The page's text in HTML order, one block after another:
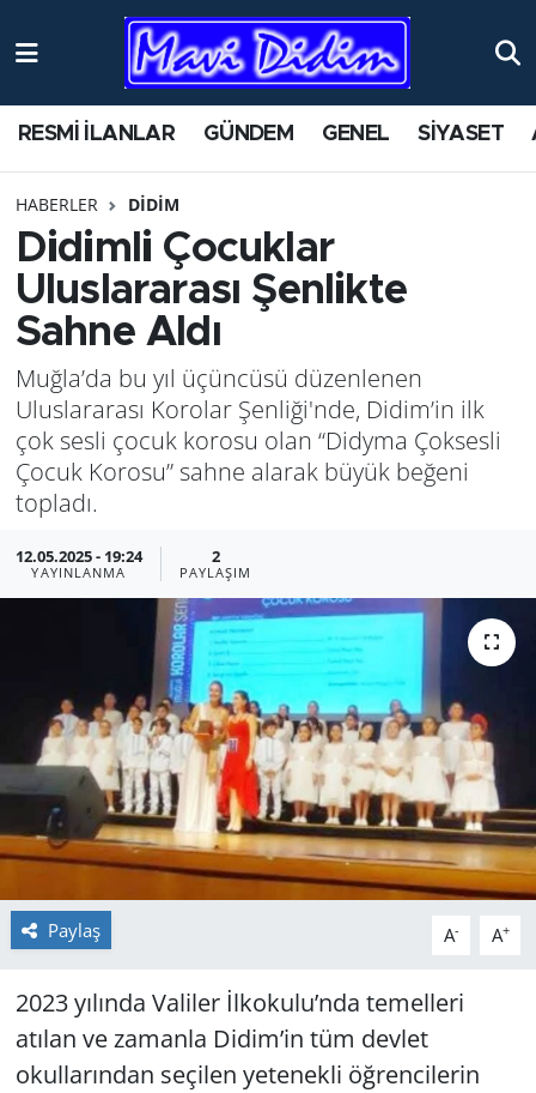
RESMİ İLANLAR GÜNDEM GENEL SİYASET
HABERLER DİDİM
Didimli Çocuklar
Uluslararası Şenlikte
Sahne Aldı
Muğla’da bu yıl üçüncüsü düzenlenen
Uluslararası Korolar Şenliği'nde, Didim’in ilk
çok sesli çocuk korosu olan “Didyma Çoksesli
Çocuk Korosu” sahne alarak büyük beğeni
topladı.
12.05.2025 - 19:24
YAYINLANMA
2
PAYLAŞIM
Paylaş A- A+
2023 yılında Valiler İlkokulu’nda temelleri
atılan ve zamanla Didim’in tüm devlet
okullarından seçilen yetenekli öğrencilerin
ANTİK YERLER
AYDIN
BİLİM VE TEKNOLOJİ
ÇEVRE
EĞİTİM
EKONOMİ
GENEL
GÜNDEM
HABERDE İNSAN
KÜLTÜR SANAT
MAGAZİN
POLİTİKA
RESMİ İLANLAR
SAĞLIK
SİYASET
SPOR
Nöbetçi Eczaneler
Namaz Vakitleri
Trafik Durumu
Süper Lig Puan Durumu ve Fikstür
Tüm Manşetler
Son Dakika Haberleri
Haber Arşivi